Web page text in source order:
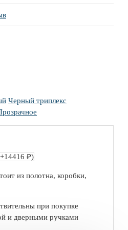
Черный триплекс
₽)
из полотна, коробки,
при покупке
и дверными ручками